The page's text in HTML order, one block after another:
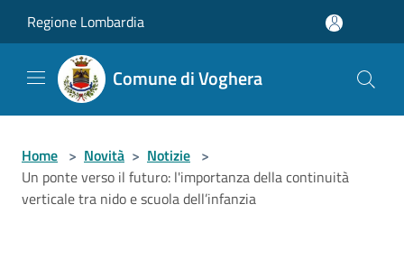
Regione Lombardia
Comune di Voghera
Home > Novità > Notizie >
Un ponte verso il futuro: l'importanza della continuità
verticale tra nido e scuola dell’infanzia